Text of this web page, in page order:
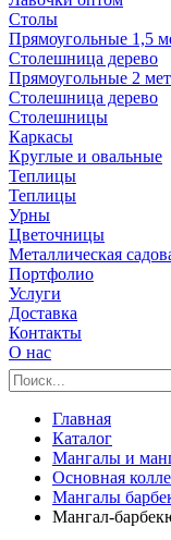
Столы
Прямоугольные 1,5
Столешница дерево
Прямоугольные 2
Столешница дерево
Столешницы
Каркасы
Круглые и овальные
Теплицы
Теплицы
Урны
Цветочницы
Металлическая
Портфолио
Услуги
Доставка
Контакты
О нас
Главная
Каталог
Мангалы и
Основная
Мангалы
Мангал-